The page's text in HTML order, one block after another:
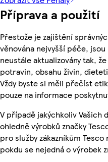
Příprava a použití
Přestože je zajištění
věnována nejvyšší péče,
neustále aktualizovány tak,
potravin, obsahu živin,
Vždy byste si měli přečíst
pouze na informace
V případě jakýchkoliv Vašich
ohledně výrobků značky
pro služby zákazníkům
pokdu se nejedná o výrobek